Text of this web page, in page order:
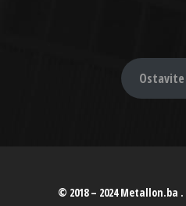
© 2018 – 2024 Metallon.ba